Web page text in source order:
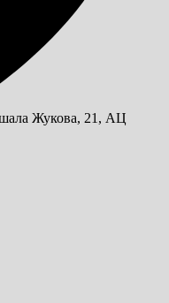
Жукова, 21, АЦ